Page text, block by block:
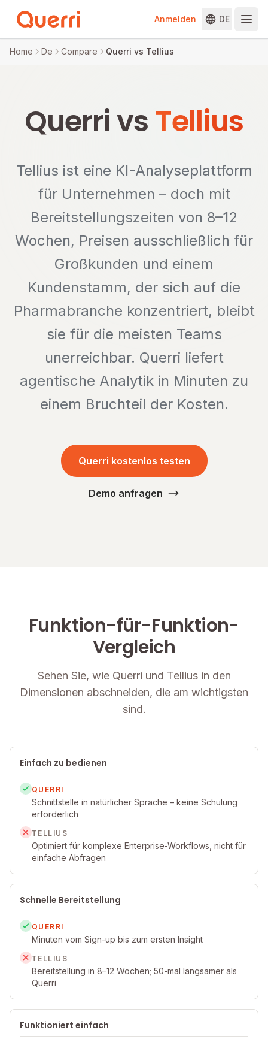
Skip to content
Anmelden DE
Home De Compare Querri vs Tellius
Querri vs Tellius
Tellius ist eine KI-Analyseplattform
für Unternehmen – doch mit
Bereitstellungszeiten von 8–12
Wochen, Preisen ausschließlich für
Großkunden und einem
Kundenstamm, der sich auf die
Pharmabranche konzentriert, bleibt
sie für die meisten Teams
unerreichbar. Querri liefert
agentische Analytik in Minuten zu
einem Bruchteil der Kosten.
Querri kostenlos testen
Demo anfragen
Funktion-für-Funktion-
Vergleich
Sehen Sie, wie Querri und Tellius in den
Dimensionen abschneiden, die am wichtigsten
sind.
Einfach zu bedienen
QUERRI
Schnittstelle in natürlicher Sprache – keine Schulung
erforderlich
TELLIUS
Optimiert für komplexe Enterprise-Workflows, nicht für
einfache Abfragen
Schnelle Bereitstellung
QUERRI
Minuten vom Sign-up bis zum ersten Insight
TELLIUS
Bereitstellung in 8–12 Wochen; 50-mal langsamer als
Querri
Funktioniert einfach